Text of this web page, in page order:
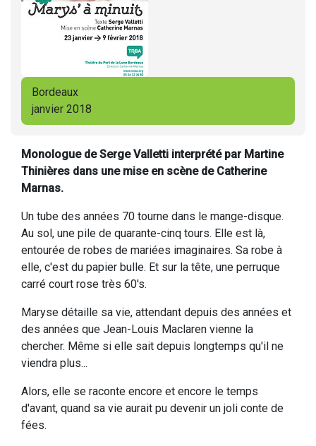
Bordeaux
janvier 2018
Monologue de Serge Valletti interprété par Martine
Thinières dans une mise en scène de Catherine
Marnas.
Un tube des années 70 tourne dans le mange-disque.
Au sol, une pile de quarante-cinq tours. Elle est là,
entourée de robes de mariées imaginaires. Sa robe à
elle, c'est du papier bulle. Et sur la tête, une perruque
carré court rose très 60's.
Maryse détaille sa vie, attendant depuis des années et
des années que Jean-Louis Maclaren vienne la
chercher. Même si elle sait depuis longtemps qu'il ne
viendra plus...
Alors, elle se raconte encore et encore le temps
d'avant, quand sa vie aurait pu devenir un joli conte de
fées.